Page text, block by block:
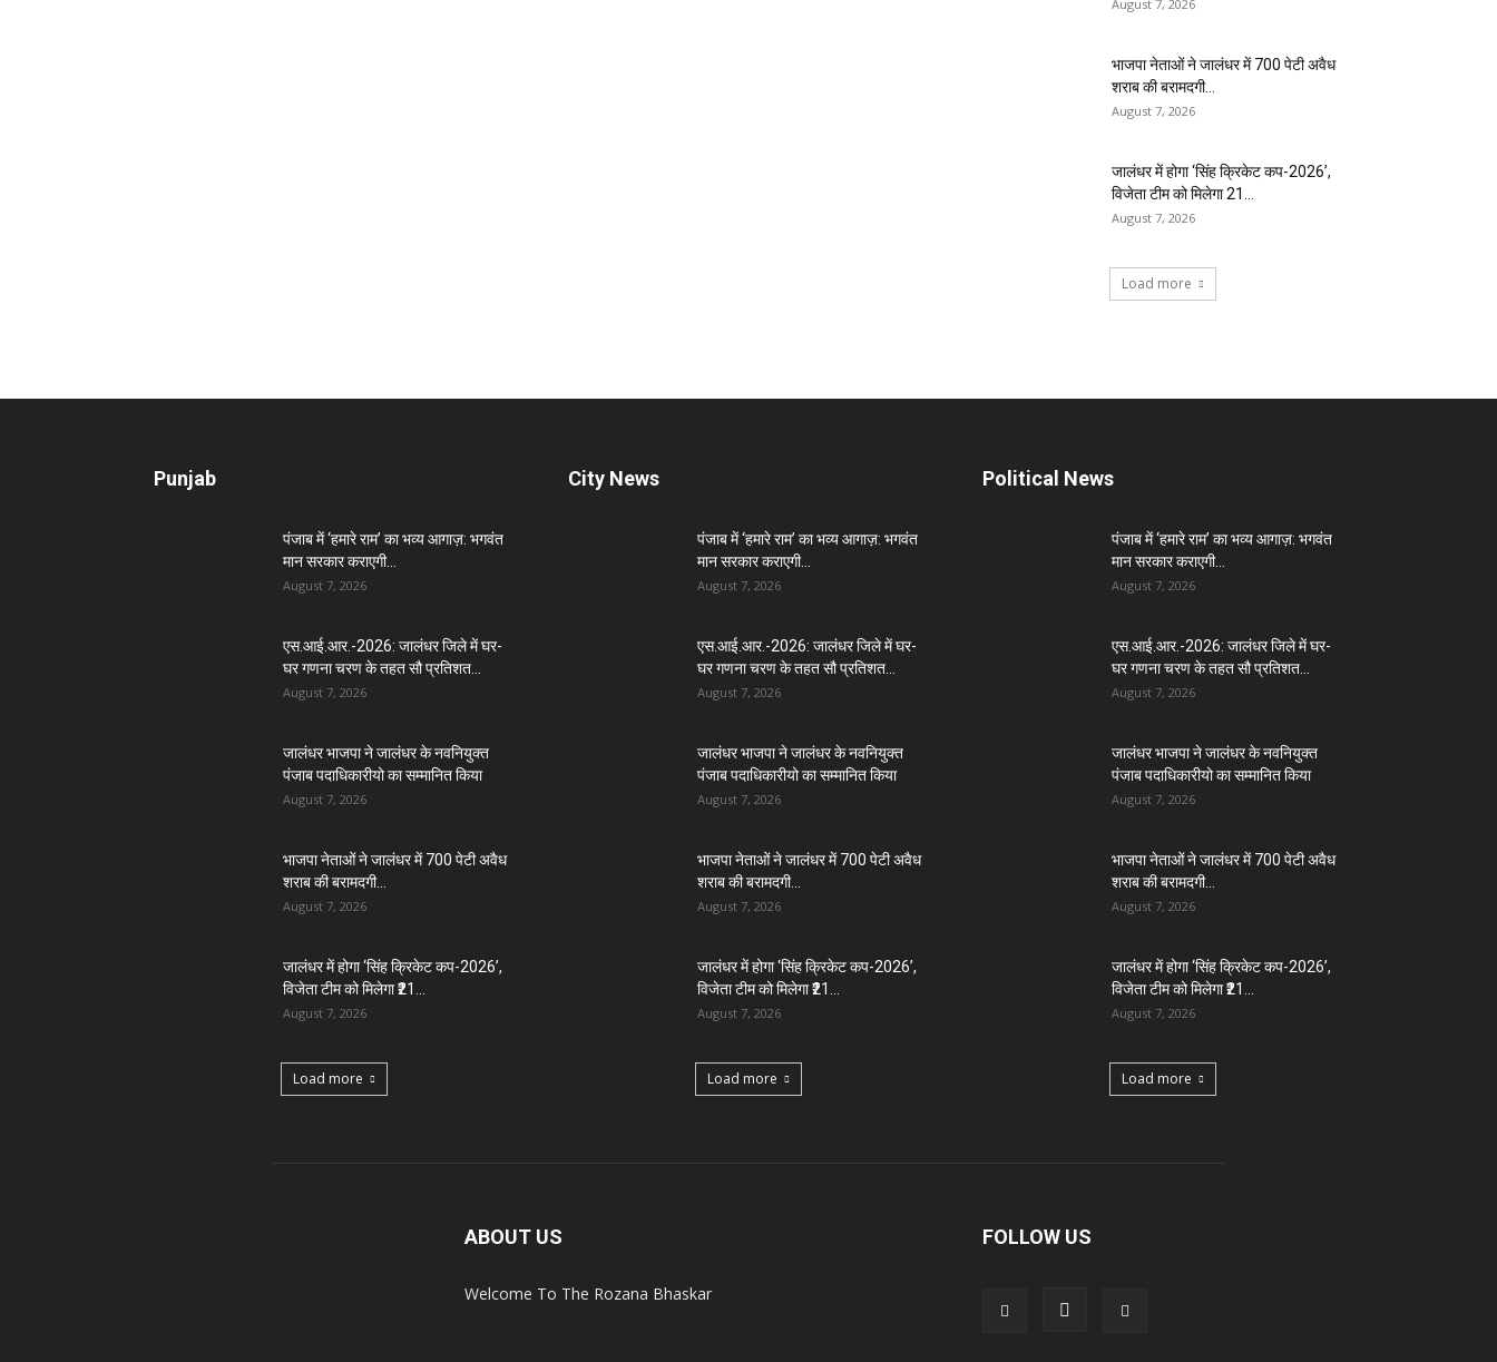
August 7, 2026
भाजपा नेताओं ने जालंधर में 700 पेटी अवैध
शराब की बरामदगी...
August 7, 2026
जालंधर में होगा ‘सिंह क्रिकेट कप-2026’,
विजेता टीम को मिलेगा ₹21...
August 7, 2026
Load more
Punjab
पंजाब में ‘हमारे राम’ का भव्य आगाज़: भगवंत
मान सरकार कराएगी...
August 7, 2026
एस.आई.आर.-2026: जालंधर जिले में घर-
घर गणना चरण के तहत सौ प्रतिशत...
August 7, 2026
जालंधर भाजपा ने जालंधर के नवनियुक्त
पंजाब पदाधिकारीयो का सम्मानित किया
August 7, 2026
भाजपा नेताओं ने जालंधर में 700 पेटी अवैध
शराब की बरामदगी...
August 7, 2026
जालंधर में होगा ‘सिंह क्रिकेट कप-2026’,
विजेता टीम को मिलेगा ₹21...
August 7, 2026
Load more
City News
पंजाब में ‘हमारे राम’ का भव्य आगाज़: भगवंत
मान सरकार कराएगी...
August 7, 2026
एस.आई.आर.-2026: जालंधर जिले में घर-
घर गणना चरण के तहत सौ प्रतिशत...
August 7, 2026
जालंधर भाजपा ने जालंधर के नवनियुक्त
पंजाब पदाधिकारीयो का सम्मानित किया
August 7, 2026
भाजपा नेताओं ने जालंधर में 700 पेटी अवैध
शराब की बरामदगी...
August 7, 2026
जालंधर में होगा ‘सिंह क्रिकेट कप-2026’,
विजेता टीम को मिलेगा ₹21...
August 7, 2026
Load more
Political News
पंजाब में ‘हमारे राम’ का भव्य आगाज़: भगवंत
मान सरकार कराएगी...
August 7, 2026
एस.आई.आर.-2026: जालंधर जिले में घर-
घर गणना चरण के तहत सौ प्रतिशत...
August 7, 2026
जालंधर भाजपा ने जालंधर के नवनियुक्त
पंजाब पदाधिकारीयो का सम्मानित किया
August 7, 2026
भाजपा नेताओं ने जालंधर में 700 पेटी अवैध
शराब की बरामदगी...
August 7, 2026
जालंधर में होगा ‘सिंह क्रिकेट कप-2026’,
विजेता टीम को मिलेगा ₹21...
August 7, 2026
Load more
ABOUT US
Welcome To The Rozana Bhaskar
FOLLOW US